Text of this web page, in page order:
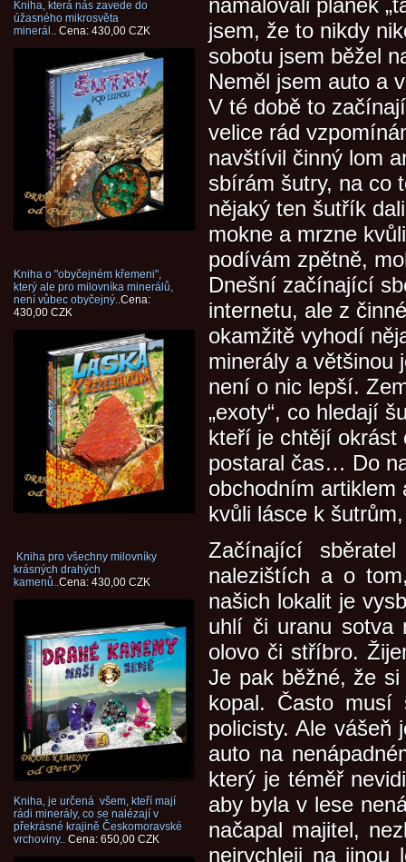
Kniha, která nás zavede do
úžasného mikrosvěta
minerál.. Cena: 430,00 CZK
Kniha o "obyčejném křemeni",
který ale pro milovníka minerálů,
není vůbec obyčejný..Cena:
430,00 CZK
Kniha pro všechny milovníky
krásných drahých
kamenů..Cena: 430,00 CZK
Kniha, je určená všem, kteří mají
rádi minerály, co se nalézají v
překrásné krajině Českomoravské
vrchoviny.. Cena: 650,00 CZK
namalovali plánek
jsem, že to nikdy
sobotu jsem běžel
Neměl jsem auto a
V té době to
velice rád
navštívil činný lom
sbírám šutry, na co
nějaký ten šutřík
mokne a mrzne
podívám zpětně,
Dnešní začínající
internetu, ale z
okamžitě vyhodí
minerály a většinou
není o nic lepší.
„exoty“, co hledají
kteří je chtějí okrást
postaral čas… Do
obchodním artiklem
kvůli lásce k
Začínající
nalezištích a o
našich lokalit je
uhlí či uranu sotva
olovo či stříbro.
Je pak běžné, že
kopal. Často musí
policisty. Ale vášeň
auto na
který je téměř
aby byla v lese
načapal majitel,
nejrychleji na jinou